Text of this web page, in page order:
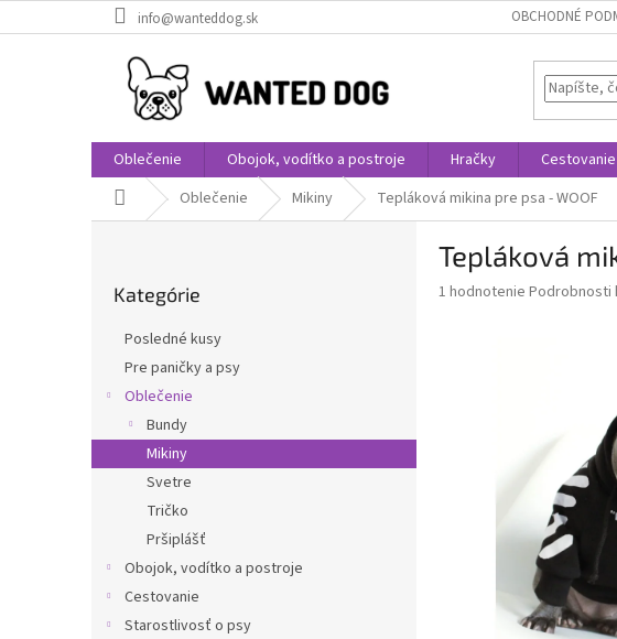
na
info@wanteddog.sk OBCHODNÉ
Oblečenie Obojok, vodítko a postroje Hračky Cestovanie
Domov Oblečenie Mikiny Tepláková mikina pre psa - WOOF
kategórie
Kategórie
Posledné kusy
Pre paničky a psy
Oblečenie
Bundy
Mikiny
Svetre
Tričko
Pršiplášť
Obojok, vodítko a postroje
Cestovanie
Starostlivosť o psy
Tepláková
Priemerné
1 hodnotenie Podrobnosti